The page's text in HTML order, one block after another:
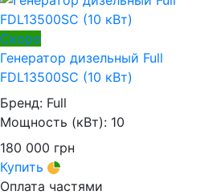
Скоро
Генератор дизельный Full
FDL13500SC (10 кВт)
Бренд: Full
Мощность (кВт): 10
180 000 грн
Купить
Оплата частями